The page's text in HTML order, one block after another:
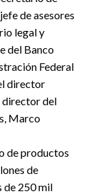
de asesores
legal y
del Banco
Federal
director
director del
Marco
de productos
de
de 250 mil